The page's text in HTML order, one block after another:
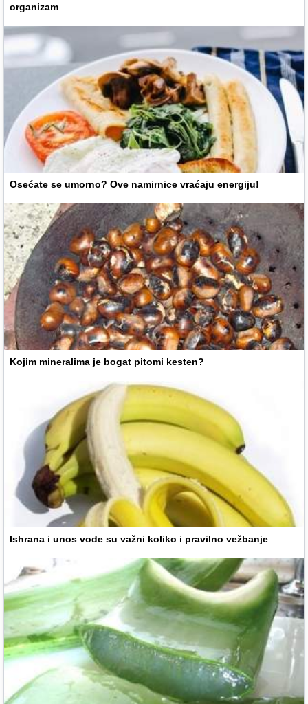
organizam
Osećate se umorno? Ove namirnice vraćaju energiju!
Kojim mineralima je bogat pitomi kesten?
Ishrana i unos vode su važni koliko i pravilno vežbanje